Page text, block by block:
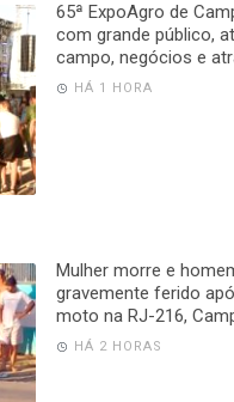
65ª ExpoAgro de
com grande público,
campo, negócios e
HÁ 1 HORA
Mulher morre e
gravemente ferido
moto na RJ-216,
HÁ 2 HORAS